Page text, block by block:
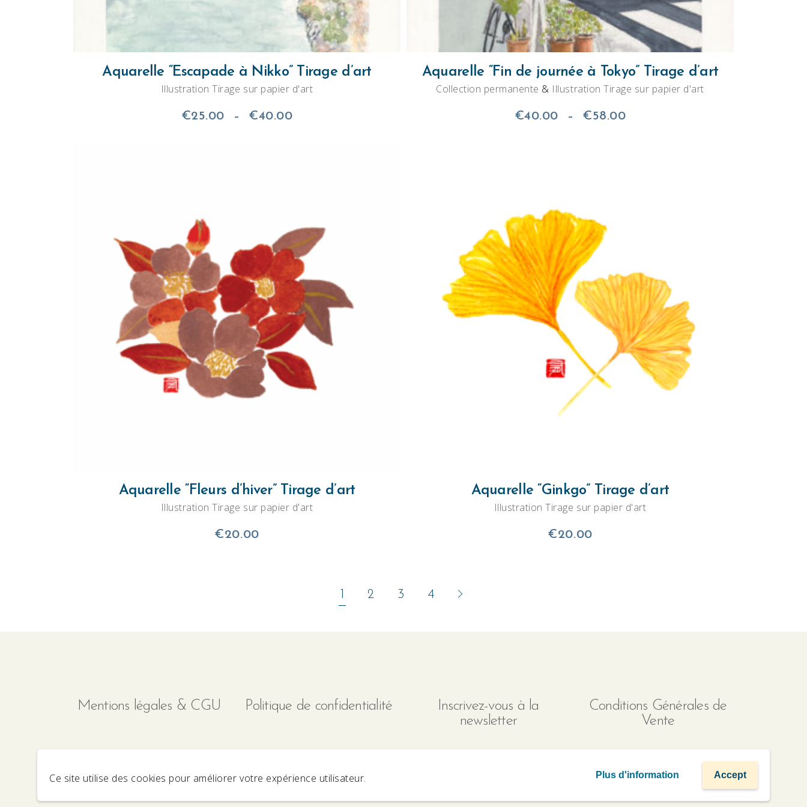
Ce site utilise des cookies pour améliorer votre expérience utilisateur. Plus d'information Accept
peuvent
être
choisies
sur
la
Aquarelle “Escapade à Nikko” Tirage d’art
Illustration Tirage sur papier d'art
€25.00 – €40.00Plage
peuvent
être
choisies
sur
page
Aquarelle “Fin de journée à Tokyo” Tirage d’art
Collection permanente & Illustration Tirage sur papier d'art
€40.00 – €58.00Plage
AJOUTER AU PANIER
Aquarelle “Fleurs d’hiver” Tirage d’art
Illustration Tirage sur papier d'art
€20.00
AJOUTER AU PANIER
Aquarelle “Ginkgo” Tirage d’art
Illustration Tirage sur papier d'art
€20.00
1 2 3 4
Mentions légales & CGU Politique de confidentialité
Inscrivez-vous à la
newsletter
Conditions Générales de
Vente